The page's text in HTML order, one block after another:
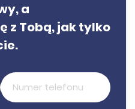
a
z Tobą, jak tylko